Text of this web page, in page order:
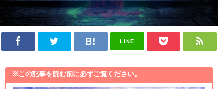
LINE
※この記事を読む前に必ずご覧ください。